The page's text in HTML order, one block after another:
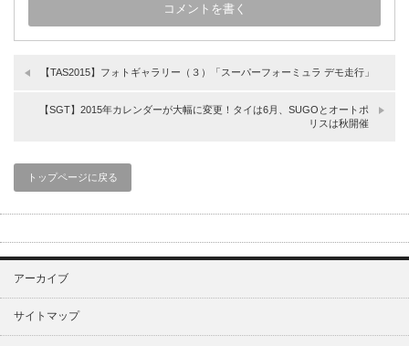
【TAS2015】フォトギャラリー（３）「スーパーフォーミュラ デモ走行」
【SGT】2015年カレンダーが大幅に変更！タイは6月、SUGOとオートポ
リスは秋開催
トップページに戻る
アーカイブ
サイトマップ